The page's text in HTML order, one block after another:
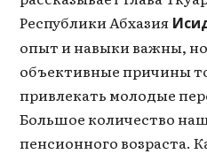
Республики Абхазия
опыт и навыки важны,
объективные причины
привлекать молодые
Большое количество
пенсионного возраста.